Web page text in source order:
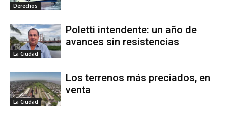
Derechos
La Ciudad
Poletti intendente: un año de
avances sin resistencias
La Ciudad
Los terrenos más preciados, en
venta